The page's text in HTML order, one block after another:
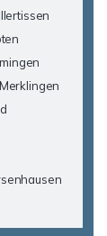
Merklingen